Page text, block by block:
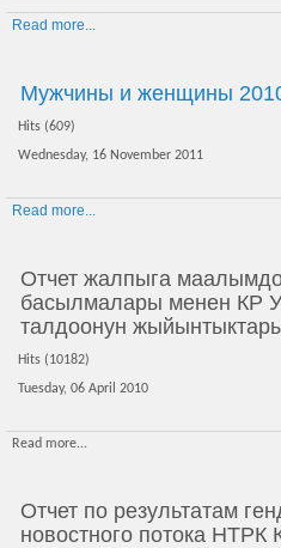
Read more...
Мужчины и женщины
Hits (609)
Wednesday, 16 November 2011
Read more...
Отчет жалпыга
басылмалары менен КР
талдоонун
Hits (10182)
Tuesday, 06 April 2010
Read more...
Отчет по результатам
новостного потока НТРК